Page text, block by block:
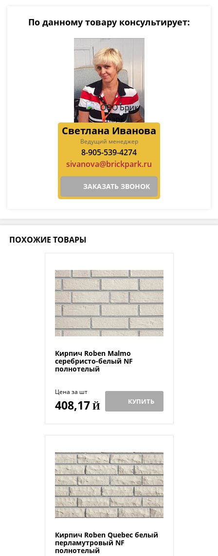
По данному товару консультирует:
Светлана Иванова
Ведущий менеджер
8-905-539-4274
sivanova@brickpark.ru
ЗАКАЗАТЬ ЗВОНОК
ПОХОЖИЕ ТОВАРЫ
Кирпич Roben Malmo
серебристо-белый NF
полнотелый
Цена за шт
408,17Й КУПИТЬ
Кирпич Roben Quebec белый
перламутровый NF
полнотелый